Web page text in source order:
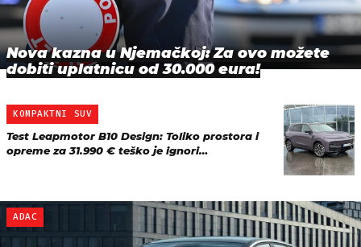
Nova kazna u Njemačkoj: Za ovo možete
dobiti uplatnicu od 30.000 eura!
KOMPAKTNI SUV
Test Leapmotor B10 Design: Toliko prostora i
opreme za 31.990 € teško je ignori…
ADAC